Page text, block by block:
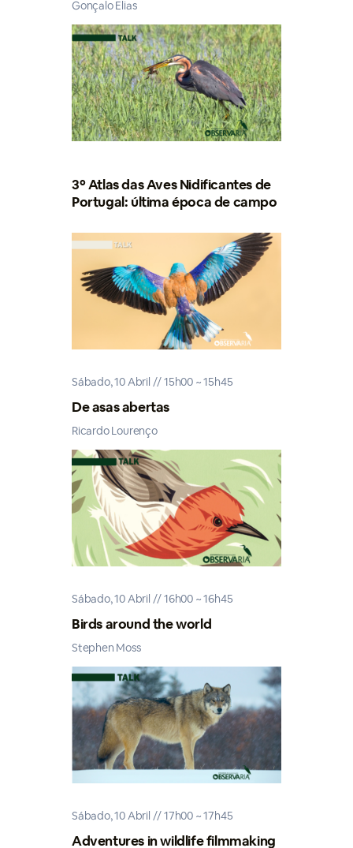
Gonçalo Elias
3º Atlas das Aves Nidificantes de
Portugal: última época de campo
Sábado, 10 Abril // 15h00 ~ 15h45
De asas abertas
Ricardo Lourenço
Sábado, 10 Abril // 16h00 ~ 16h45
Birds around the world
Stephen Moss
Sábado, 10 Abril // 17h00 ~ 17h45
Adventures in wildlife filmmaking